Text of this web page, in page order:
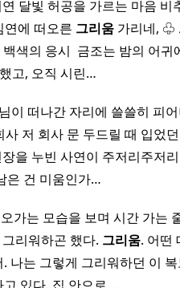
달빛 허공을 가르는 마음 비
에 떠오른 그리움가리네, ♧
색의 응시 ​ ​금조는 밤의 어귀
했고, 오직 시린…
이 떠나간 자리에 쓸쓸히 피
저 회사 문 두드릴 때 입었
을 누빈 사연이 주저리주저
은 건 미움인가…
가는 모습을 보며 시간 가는
리워하곤 했다. 그리움. 어떤
나는 그렇게 그리워하던 이